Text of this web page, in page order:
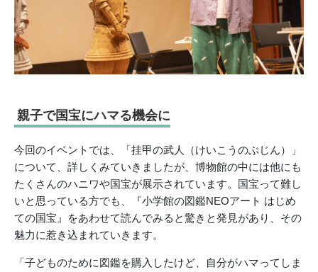
親子で国宝にハマる機会に
今回のイベントでは、「挂甲の武人（けいこうのぶじん）」
について、詳しくみていきましたが、博物館の中には他にも
たくさんのハニワや国宝が展示されています。国宝って難し
いと思っている方でも、『小学館の図鑑NEOアート はじめ
ての国宝』をあわせて読んでみると驚きと発見があり、その
魅力に惹き込まれていきます。
「子どものために図鑑を購入したけど、自分がハマってしま